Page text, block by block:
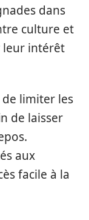
dans
culture et
intérêt
de limiter les
de laisser
aux
facile à la